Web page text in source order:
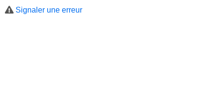
Signaler une erreur